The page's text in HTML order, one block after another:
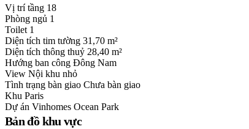
Vị trí tầng 18
Phòng ngủ 1
Toilet 1
Diện tích tim tường 31,70 m²
Diện tích thông thuỷ 28,40 m²
Hướng ban công Đông Nam
View Nội khu nhỏ
Tình trạng bàn giao Chưa bàn giao
Khu Paris
Dự án Vinhomes Ocean Park
Bản đồ khu vực